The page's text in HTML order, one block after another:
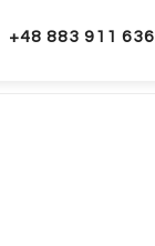
+48 883 911 636